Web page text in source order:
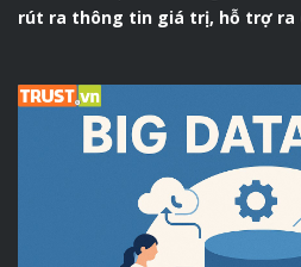
rút ra thông tin giá trị, hỗ trợ ra